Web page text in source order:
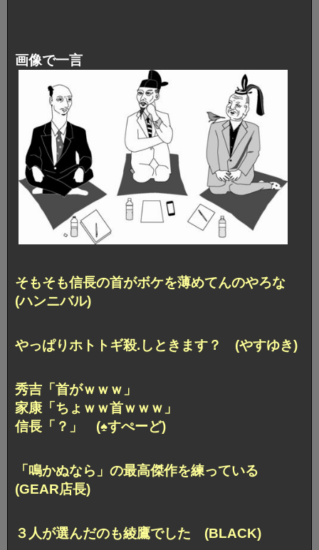
画像で一言
そもそも信長の首がボケを薄めてんのやろな
(ハンニバル)
やっぱりホトトギ殺.しときます？ (やすゆき)
秀吉「首がｗｗｗ」
家康「ちょｗｗ首ｗｗｗ」
信長「？」 (♠すぺーど)
「鳴かぬなら」の最高傑作を練っている
(GEAR店長)
３人が選んだのも綾鷹でした (BLACK)